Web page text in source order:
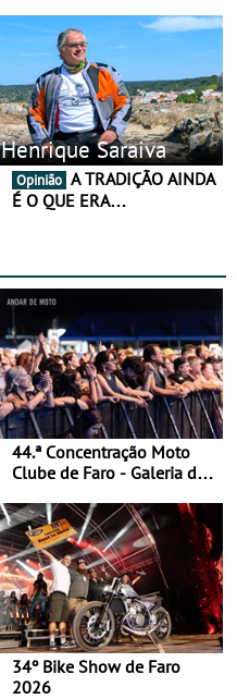
Henrique Saraiva
Opinião
É O QUE ERA…
44.ª Concentração Moto
Clube de Faro - Galeria de
34º Bike Show de Faro
2026